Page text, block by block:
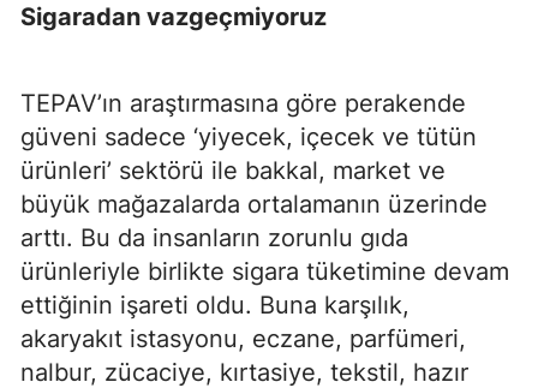
Sigaradan vazgeçmiyoruz
TEPAV’ın araştırmasına göre perakende
güveni sadece ‘yiyecek, içecek ve tütün
ürünleri’ sektörü ile bakkal, market ve
büyük mağazalarda ortalamanın üzerinde
arttı. Bu da insanların zorunlu gıda
ürünleriyle birlikte sigara tüketimine devam
ettiğinin işareti oldu. Buna karşılık,
akaryakıt istasyonu, eczane, parfümeri,
nalbur, zücaciye, kırtasiye, tekstil, hazır